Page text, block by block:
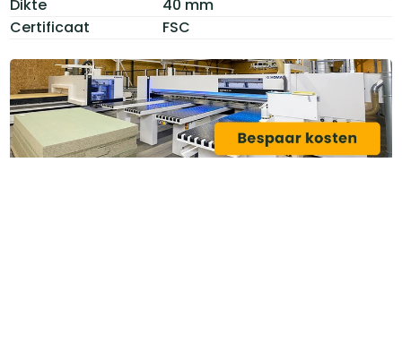
Dikte
40 mm
Certificaat
FSC